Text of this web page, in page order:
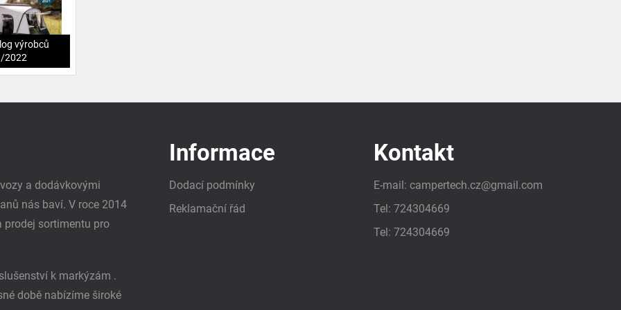
výrobců
2022
a dodávkovými
nás baví. V roce 2014
prodej sortimentu pro
k markýzám .
době nabízíme široké
Informace
Dodací podmínky
Reklamační řád
Kontakt
E-mail: campertech.cz@gmail.com
Tel: 724304669
Tel: 724304669